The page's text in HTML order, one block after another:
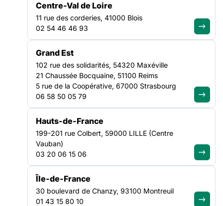
OFFRES SPÉCIALES SUR LES VALEURS FONDAMENTALES
Aisha, 19 ans, a survécu en Libye et en mer Méditerranée.
Ce soir, elle devra survivre à la rue, en France.
doit sélectionner qui sera hébergé ou rejeté.
Centre-Val de Loire
11 rue des corderies, 41000 Blois
02 54 46 46 93
Grand Est
102 rue des solidarités, 54320 Maxéville
21 Chaussée Bocquaine, 51100 Reims
5 rue de la Coopérative, 67000 Strasbourg
06 58 50 05 79
Hauts-de-France
199-201 rue Colbert, 59000 LILLE (Centre
Vauban)
03 20 06 15 06
Île-de-France
30 boulevard de Chanzy, 93100 Montreuil
01 43 15 80 10